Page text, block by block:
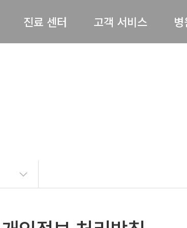
진료 센터 고객 서비스